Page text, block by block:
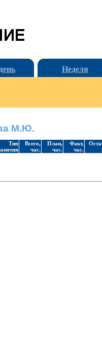
Неделя
М.Ю.
Тип
Всего,
час.
План,
час.
Факт,
час.